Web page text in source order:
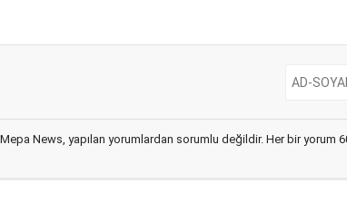
News, yapılan yorumlardan sorumlu değildir. Her bir yorum